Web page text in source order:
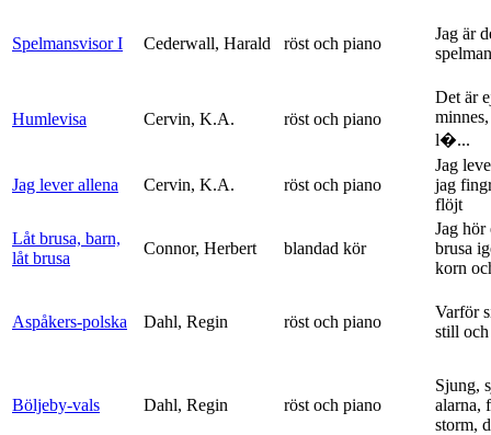
Spelmansvisor I Cederwall, Harald röst och piano
Jag är
spelman
Humlevisa Cervin, K.A. röst och piano
Det är
l�...
Jag lever allena Cervin, K.A. röst och piano
Jag
jag
flöjt
Låt brusa, barn,
låt brusa
Connor, Herbert blandad kör
Jag hör
brusa
korn
Aspåkers-polska Dahl, Regin röst och piano
Varför
still
Böljeby-vals Dahl, Regin röst och piano
Sjung,
alarna,
storm,